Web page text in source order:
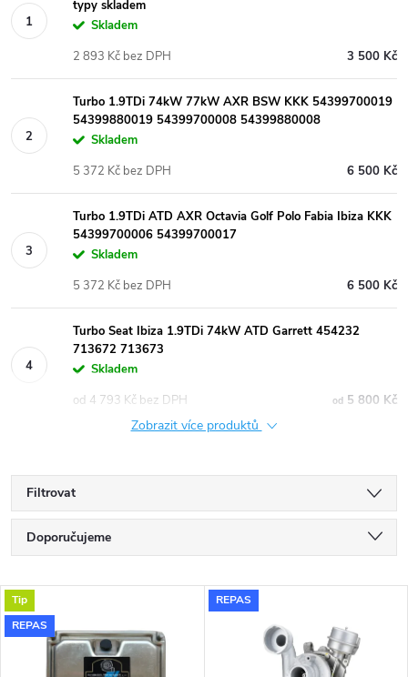
typy skladem
Skladem
3 500 Kč
2 893 Kč bez DPH
Turbo 1.9TDi 74kW 77kW AXR BSW KKK 54399700019
54399880019 54399700008 54399880008
Skladem
6 500 Kč
5 372 Kč bez DPH
Turbo 1.9TDi ATD AXR Octavia Golf Polo Fabia Ibiza KKK
54399700006 54399700017
Skladem
6 500 Kč
5 372 Kč bez DPH
Turbo Seat Ibiza 1.9TDi 74kW ATD Garrett 454232
713672 713673
Skladem
od5 800 Kč
od 4 793 Kč bez DPH
Zobrazit více produktů
Filtrovat
Ř
a
z
Doporučujeme
Nejdražší
Nejprodávanější
V
ý
Tip
REPAS
REPAS